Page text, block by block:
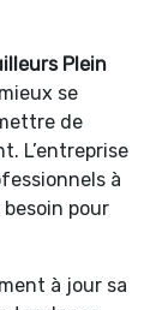
Plein
se
de
L’entreprise
à
pour
à jour sa